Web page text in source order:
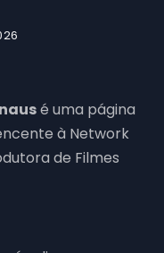
é uma página
à Network
de Filmes